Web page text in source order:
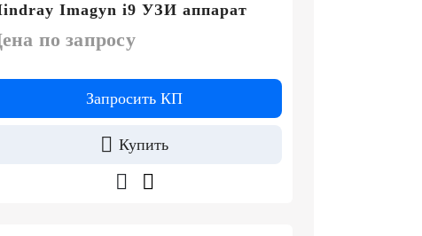
Imagyn i9 УЗИ аппарат
по запросу
Запросить КП
Купить